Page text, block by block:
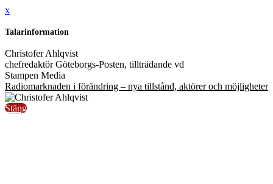
x
Talarinformation
Christofer Ahlqvist
chefredaktör Göteborgs-Posten, tillträdande vd
Stampen Media
Radiomarknaden i förändring – nya tillstånd, aktörer och möjligheter
Stäng